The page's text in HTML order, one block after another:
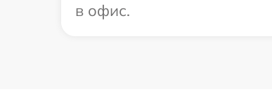
в офис.